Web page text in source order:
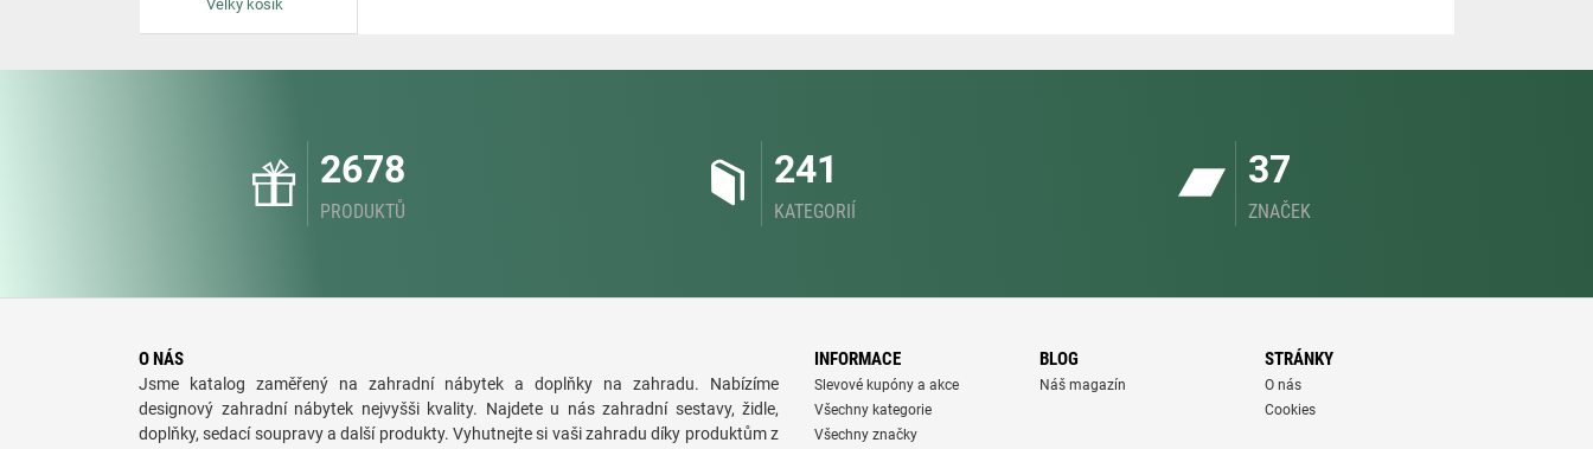
Velký košík
2678
PRODUKTŮ
241
KATEGORIÍ
37
ZNAČEK
O NÁS
Jsme katalog zaměřený na zahradní nábytek a doplňky na zahradu. Nabízíme
designový zahradní nábytek nejvyšši kvality. Najdete u nás zahradní sestavy, židle,
doplňky, sedací soupravy a další produkty. Vyhutnejte si vaši zahradu díky produktům z
INFORMACE
Slevové kupóny a akce
Všechny kategorie
Všechny značky
BLOG
Náš magazín
STRÁNKY
O nás
Cookies